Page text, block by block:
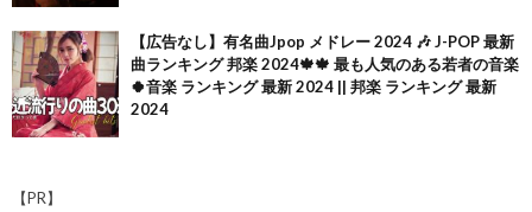
【広告なし】有名曲Jpop メドレー 2024 🎶 J-POP 最新
曲ランキング 邦楽 2024🍁🍁 最も人気のある若者の音楽
🍀音楽 ランキング 最新 2024 || 邦楽 ランキング 最新
2024
【PR】